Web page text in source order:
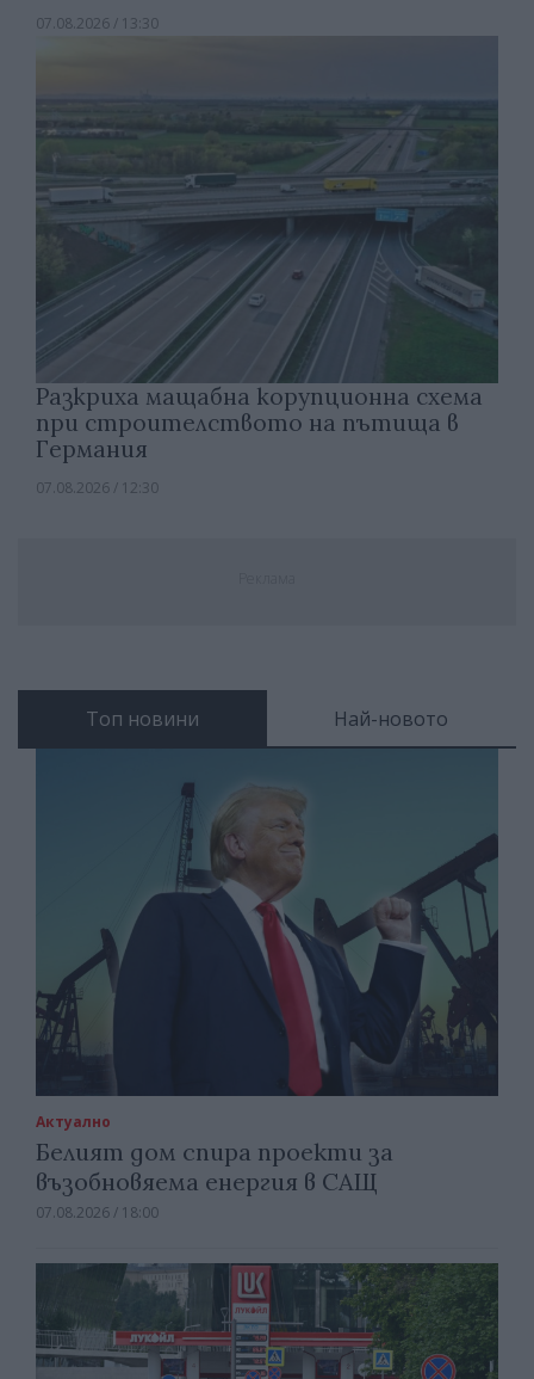
07.08.2026 / 13:30
Разкриха мащабна корупционна схема
при строителството на пътища в
Германия
07.08.2026 / 12:30
Топ новини Най-новото
Актуално
Белият дом спира проекти за
възобновяема енергия в САЩ
07.08.2026 / 18:00